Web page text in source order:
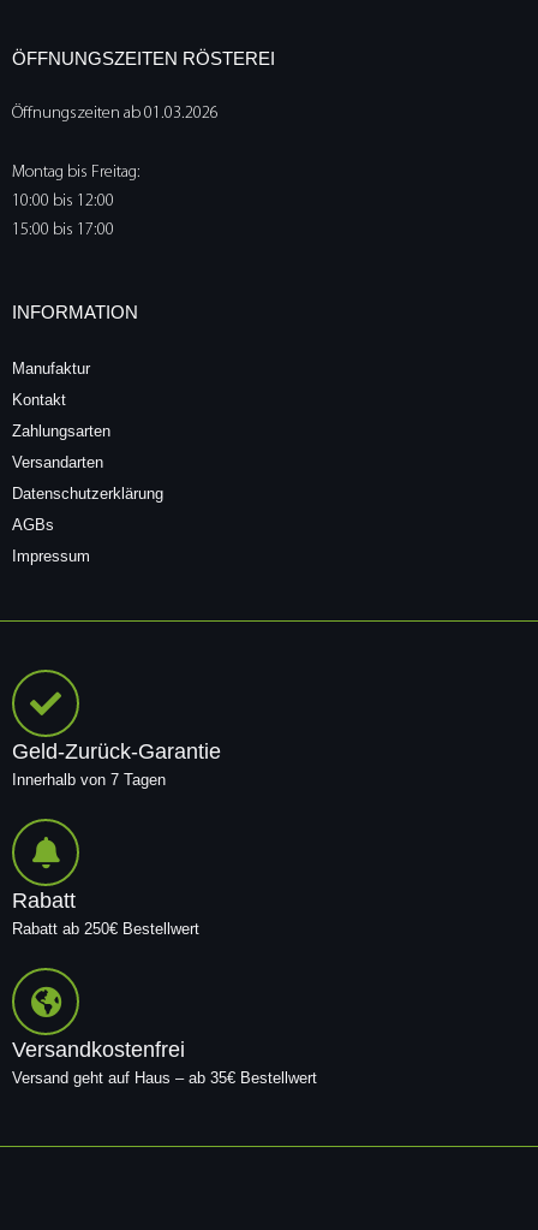
ÖFFNUNGSZEITEN RÖSTEREI
Öffnungszeiten ab 01.03.2026
Montag bis Freitag:
10:00 bis 12:00
15:00 bis 17:00
INFORMATION
Manufaktur
Kontakt
Zahlungsarten
Versandarten
Datenschutzerklärung
AGBs
Impressum
Geld-Zurück-Garantie
Innerhalb von 7 Tagen
Rabatt
Rabatt ab 250€ Bestellwert
Versandkostenfrei
Versand geht auf Haus – ab 35€ Bestellwert